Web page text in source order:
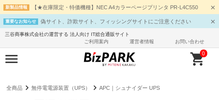
新製品情報 【★在庫限定・特価機種】NEC A4カラーページプリンタ PR-L4C550
重要なお知らせ 偽サイト、詐欺サイト、フィッシングサイトにご注意ください
三谷商事株式会社の運営する 法人向け IT総合通販サイト
ご利用案内
運営者情報 お問い合わせ
0
全商品 無停電電源装置（UPS） APC｜シュナイダー UPS